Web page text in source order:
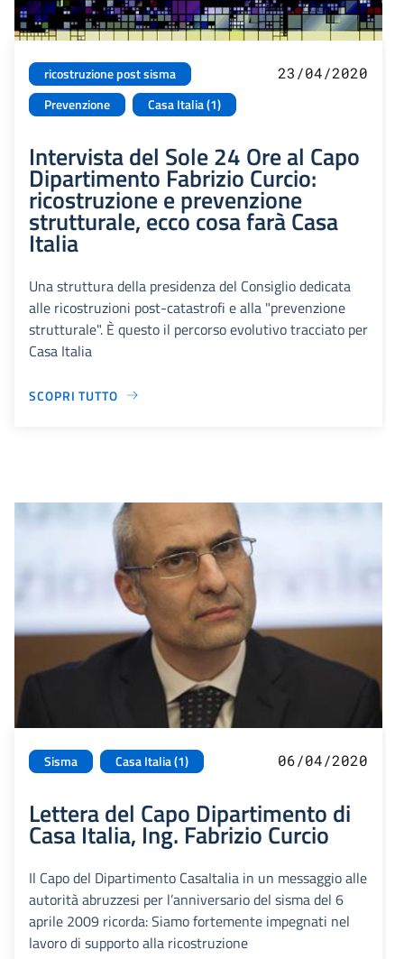
ricostruzione post sisma
Prevenzione
Casa Italia (1)
23/04/2020
Intervista del Sole 24 Ore al Capo
Dipartimento Fabrizio Curcio:
ricostruzione e prevenzione
strutturale, ecco cosa farà Casa
Italia
Una struttura della presidenza del Consiglio dedicata
alle ricostruzioni post-catastrofi e alla "prevenzione
strutturale". È questo il percorso evolutivo tracciato per
Casa Italia
SCOPRI TUTTO
Sisma Casa Italia (1) 06/04/2020
Lettera del Capo Dipartimento di
Casa Italia, Ing. Fabrizio Curcio
Il Capo del Dipartimento CasaItalia in un messaggio alle
autorità abruzzesi per l’anniversario del sisma del 6
aprile 2009 ricorda: Siamo fortemente impegnati nel
lavoro di supporto alla ricostruzione